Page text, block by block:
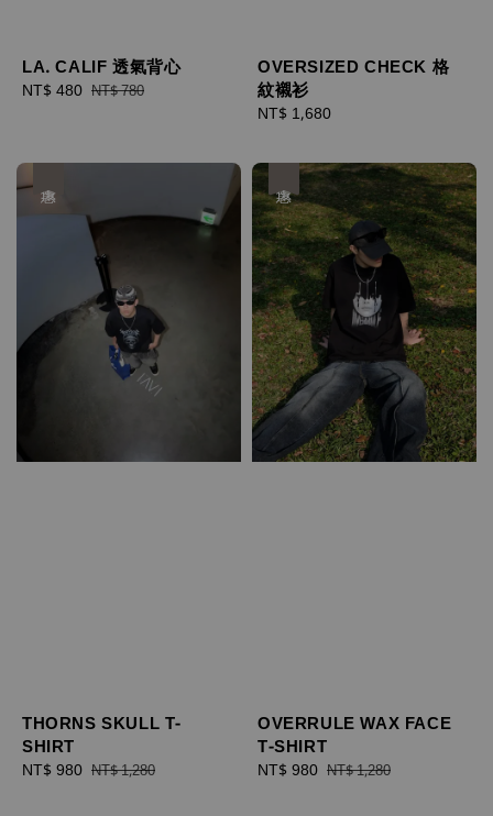
LA. CALIF 透氣背心
Sale
NT$ 480 Regular
NT$ 780
OVERSIZED CHECK 格
紋襯衫
Regular
NT$ 1,680
THORNS SKULL T-
SHIRT
Sale
NT$ 980 Regular
NT$ 1,280
OVERRULE WAX FACE
T-SHIRT
Sale
NT$ 980 Regular
NT$ 1,280